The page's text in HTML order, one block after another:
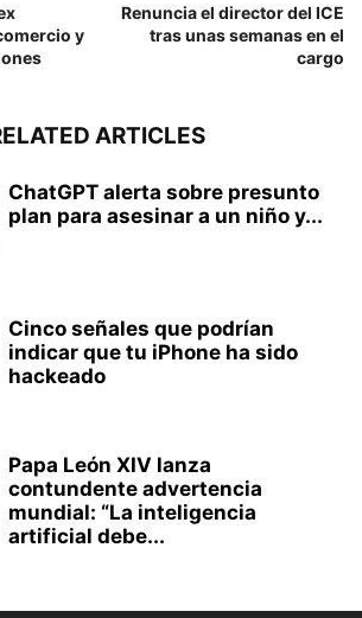
y
Renuncia el director del ICE
tras unas semanas en el
cargo
ARTICLES
ChatGPT alerta sobre presunto
plan para asesinar a un niño y...
Cinco señales que podrían
indicar que tu iPhone ha sido
hackeado
Papa León XIV lanza
contundente advertencia
mundial: “La inteligencia
artificial debe...